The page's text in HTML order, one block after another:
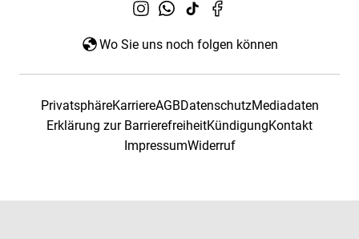
Wo Sie uns noch folgen können
PrivatsphäreKarriereAGBDatenschutzMediadaten
Erklärung zur BarrierefreiheitKündigungKontakt
ImpressumWiderruf